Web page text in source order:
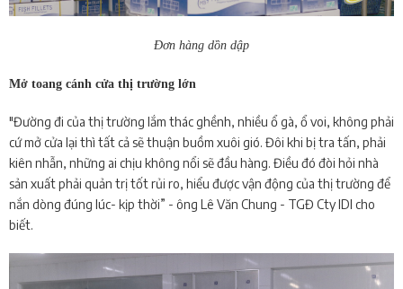
Đơn hàng dồn dập
Mở toang cánh cửa thị trường lớn
"Đường đi của thị trường lắm thác ghềnh, nhiều ổ gà, ổ voi, không phải
cứ mở cửa lại thì tất cả sẽ thuận buồm xuôi gió. Đôi khi bị tra tấn, phải
kiên nhẫn, những ai chịu không nổi sẽ đầu hàng. Điều đó đòi hỏi nhà
sản xuất phải quản trị tốt rủi ro, hiểu được vận động của thị trường để
nắn dòng đúng lúc- kịp thời” - ông Lê Văn Chung - TGĐ Cty IDI cho
biết.